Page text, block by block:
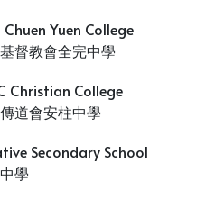
Chuen Yuen College
督教會全完中學
Christian College
道會安柱中學
Secondary School
學